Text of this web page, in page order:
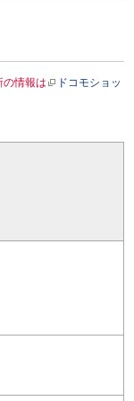
の情報は
ドコモショッ